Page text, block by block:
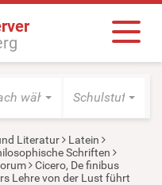
wählen Schulstufe
Literatur
Latein
Schriften
Cicero, De finibus
Lehre von der Lust führt